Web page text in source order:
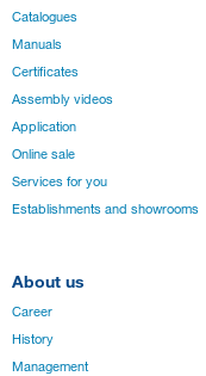
Catalogues
Manuals
Certificates
Assembly videos
Application
Online sale
Services for you
Establishments and showrooms
About us
Career
History
Management